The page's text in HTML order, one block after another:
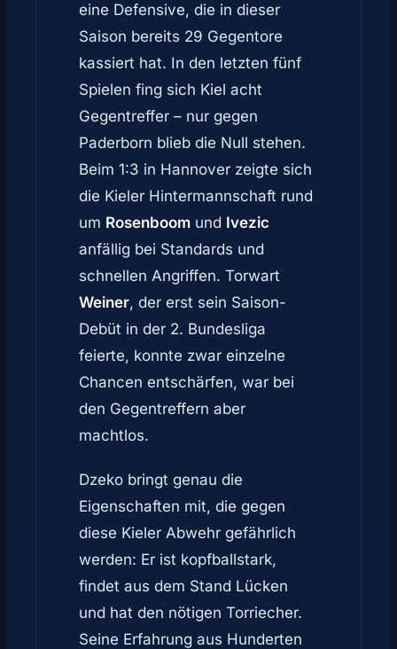
eine Defensive, die in dieser
Saison bereits 29 Gegentore
kassiert hat. In den letzten fünf
Spielen fing sich Kiel acht
Gegentreffer – nur gegen
Paderborn blieb die Null stehen.
Beim 1:3 in Hannover zeigte sich
die Kieler Hintermannschaft rund
um Rosenboom und Ivezic
anfällig bei Standards und
schnellen Angriffen. Torwart
Weiner, der erst sein Saison-
Debüt in der 2. Bundesliga
feierte, konnte zwar einzelne
Chancen entschärfen, war bei
den Gegentreffern aber
machtlos.
Dzeko bringt genau die
Eigenschaften mit, die gegen
diese Kieler Abwehr gefährlich
werden: Er ist kopfballstark,
findet aus dem Stand Lücken
und hat den nötigen Torriecher.
Seine Erfahrung aus Hunderten